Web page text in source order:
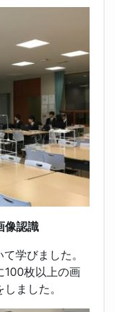
像認識
学びました。
枚以上の画
ました。